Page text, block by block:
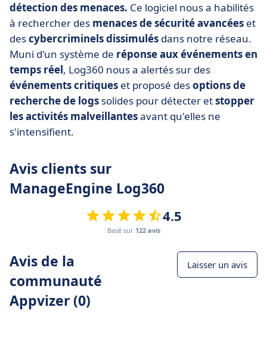
détection des menaces. Ce logiciel nous a habilités
à rechercher des menaces de sécurité avancées et
descybercriminels dissimulés dans notre réseau.
Muni d'un système de réponse aux événements en
temps réel, Log360 nous a alertés sur des
événements critiques et proposé desoptions de
recherche de logs solides pour détecter etstopper
les activités malveillantesavant qu'elles ne
s'intensifient.
Avis clients sur
ManageEngine Log360
4.5
Basé sur 122 avis
Avis de la
communauté
Appvizer (0)
Laisser un avis